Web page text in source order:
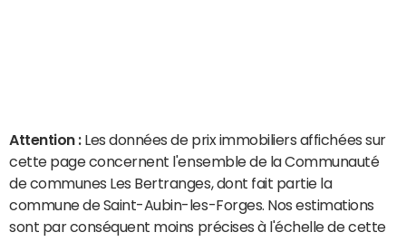
Attention : Les données de prix immobiliers affichées sur
cette page concernent l'ensemble de la Communauté
de communes Les Bertranges, dont fait partie la
commune de Saint-Aubin-les-Forges. Nos estimations
sont par conséquent moins précises à l'échelle de cette